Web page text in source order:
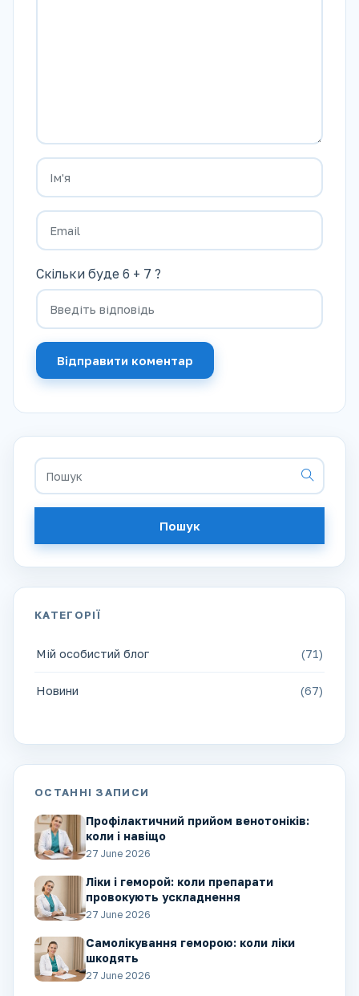
Скільки буде 6 + 7 ?
Відправити коментар
Пошук
КАТЕГОРІЇ
Мій особистий блог (71)
Новини (67)
ОСТАННІ ЗАПИСИ
Профілактичний прийом венотоніків:
коли і навіщо
27 June 2026
Ліки і геморой: коли препарати
провокують ускладнення
27 June 2026
Самолікування геморою: коли ліки
шкодять
27 June 2026